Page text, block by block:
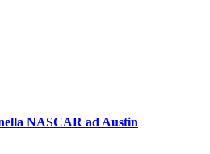
NASCAR ad Austin